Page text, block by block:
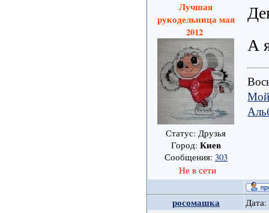
Лучшая
рукодельница мая
2012
Статус: Друзья
Город: Киев
Сообщения: 303
Не в сети
А
росомашка